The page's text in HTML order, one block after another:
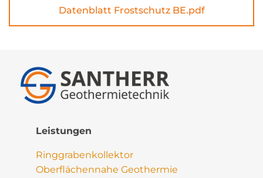
Datenblatt Frostschutz BE.pdf
Leistungen
Ringgrabenkollektor
Oberflächennahe Geothermie